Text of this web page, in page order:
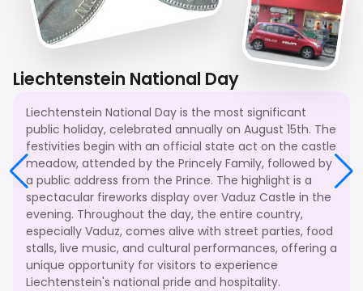
Liechtenstein National Day
Liechtenstein National Day is the most significant
public holiday, celebrated annually on August 15th. The
festivities begin with an official state act on the castle
meadow, attended by the Princely Family, followed by
a public address from the Prince. The highlight is a
spectacular fireworks display over Vaduz Castle in the
evening. Throughout the day, the entire country,
especially Vaduz, comes alive with street parties, food
stalls, live music, and cultural performances, offering a
unique opportunity for visitors to experience
Liechtenstein's national pride and hospitality.